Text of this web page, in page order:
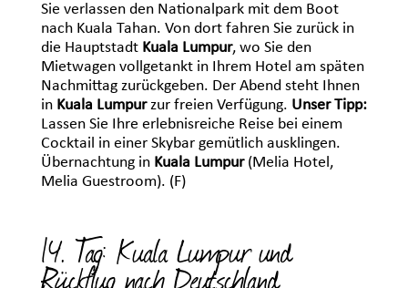
Sie verlassen den Nationalpark mit dem Boot
nach Kuala Tahan. Von dort fahren Sie zurück in
die Hauptstadt Kuala Lumpur, wo Sie den
Mietwagen vollgetankt in Ihrem Hotel am späten
Nachmittag zurückgeben. Der Abend steht Ihnen
in Kuala Lumpurzur freien Verfügung. Unser Tipp:
Lassen Sie Ihre erlebnisreiche Reise bei einem
Cocktail in einer Skybar gemütlich ausklingen.
Übernachtung in Kuala Lumpur(Melia Hotel,
Melia Guestroom). (F)
14. Tag: Kuala Lumpur und